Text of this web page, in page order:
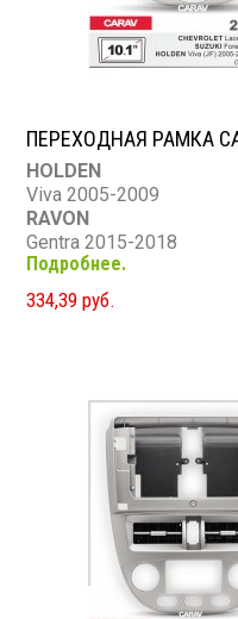
ПЕРЕХОДНАЯ РАМКА
HOLDEN
Viva 2005-2009
RAVON
Gentra 2015-2018
BUICK
Excelle 2004-2008
CHEVROLET
Forenza,Verona 2004-
Подробнее.
334,39 руб.